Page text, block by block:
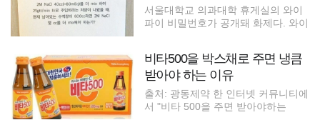
서울대학교 의과대학 휴게실의 와이
파이 비밀번호가 공개돼 화제다. 와이
비타500을 박스채로 주면 냉큼
받아야 하는 이유
출처: 광동제약 한 인터넷 커뮤니티에
서 "비타 500을 주면 받아야하는